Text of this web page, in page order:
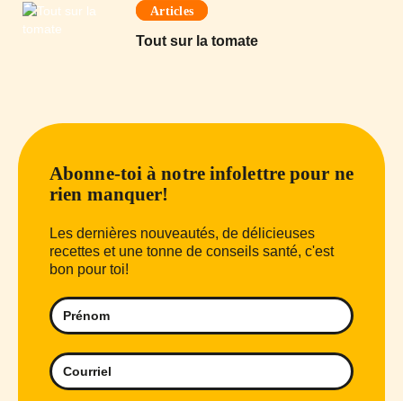
Articles
Tout sur la tomate
Abonne-toi à notre infolettre pour ne
rien manquer!
Les dernières nouveautés, de délicieuses
recettes et une tonne de conseils santé, c'est
bon pour toi!